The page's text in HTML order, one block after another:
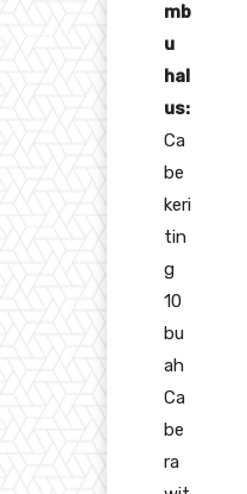
mb
u
hal
us:
Ca
be
keri
tin
g
10
bu
ah
Ca
be
ra